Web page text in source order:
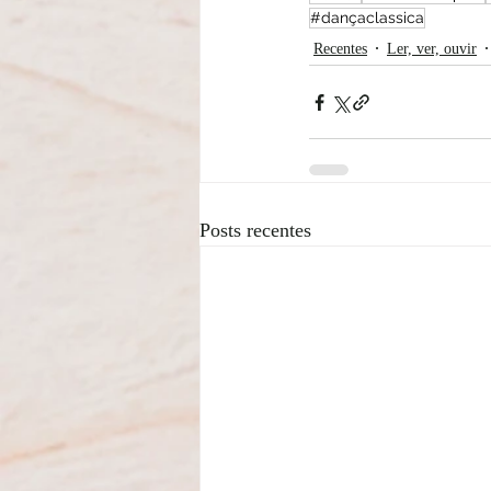
#dançaclassica
Recentes Ler, ver, ouvir
Posts recentes